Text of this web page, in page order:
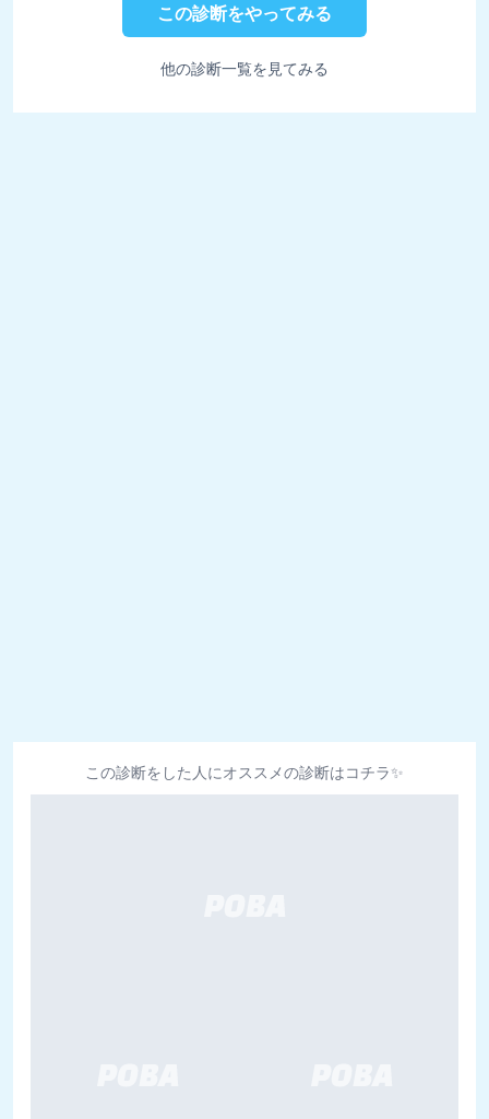
この診断をやってみる
他の診断一覧を見てみる
この診断をした人にオススメの診断はコチラ✨